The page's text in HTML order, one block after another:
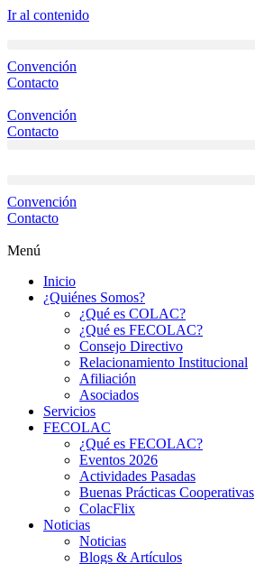
Ir al contenido
Convención
Contacto
Convención
Contacto
Convención
Contacto
Menú
Inicio
¿Quiénes Somos?
¿Qué es COLAC?
¿Qué es FECOLAC?
Consejo Directivo
Relacionamiento Institucional
Afiliación
Asociados
Servicios
FECOLAC
¿Qué es FECOLAC?
Eventos 2026
Actividades Pasadas
Buenas Prácticas Cooperativas
ColacFlix
Noticias
Noticias
Blogs & Artículos